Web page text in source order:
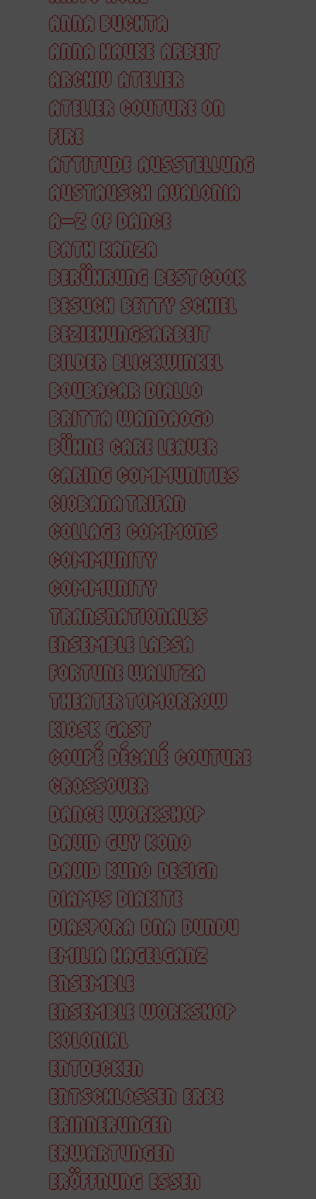
ANNA BUCHTA
ANNA HAUKE ARBEIT
ARCHIV ATELIER
ATELIER COUTURE ON
FIRE
ATTITUDE AUSSTELLUNG
AUSTAUSCH AVALONIA
A–Z OF DANCE
BATH KANZA
BERÜHRUNG BEST COOK
BESUCH BETTY SCHIEL
BEZIEHUNGSARBEIT
BILDER BLICKWINKEL
BOUBACAR DIALLO
BRITTA WANDAOGO
BÜHNE CARE LEAVER
CARING COMMUNITIES
CIOBANA TRIFAN
COLLAGE COMMONS
COMMUNITY
COMMUNITY
TRANSNATIONALES
ENSEMBLE LABSA
FORTUNE WALITZA
THEATER TOMORROW
KIOSK GAST
COUPÉ DÉCALÉ COUTURE
CROSSOVER
DANCE WORKSHOP
DAVID GUY KONO
DAVID KUNO DESIGN
DIAM'S DIAKITE
DIASPORA DNA DUNDU
EMILIA HAGELGANZ
ENSEMBLE
ENSEMBLE WORKSHOP
KOLONIAL
ENTDECKEN
ENTSCHLOSSEN ERBE
ERINNERUNGEN
ERWARTUNGEN
ERÖFFNUNG ESSEN